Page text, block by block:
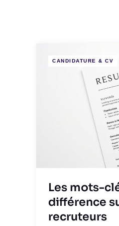
CANDIDATURE & CV
Les mots-
différence
recruteurs